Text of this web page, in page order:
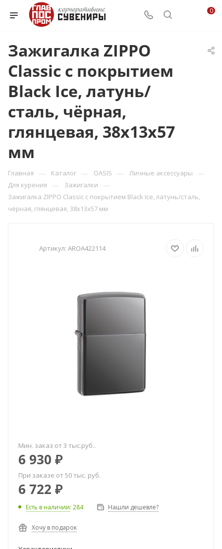
0
Зажигалка ZIPPO
Classic с покрытием
Black Ice, латунь/
сталь, чёрная,
глянцевая, 38x13x57
мм
Главная — Каталог — OASIS — Личные аксессуары —
Для курения — Зажигалки —
Зажигалка ZIPPO Classic с покрытием Black Ice, латунь/сталь,
чёрная, глянцевая, 38x13x57 мм
Артикул: AROA422114
Мин. заказ от 3 тыс.руб..
6 930 ₽
При заказе от 50 тыс. руб.
6 722 ₽
Есть в наличии: 284 Нашли дешевле?
Хочу в подарок